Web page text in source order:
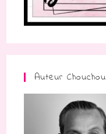
Auteur Chouchou